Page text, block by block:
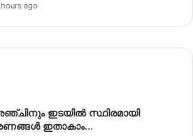
ago
ഇടയിൽ സ്ഥിരമായി
ഇതാകാം…